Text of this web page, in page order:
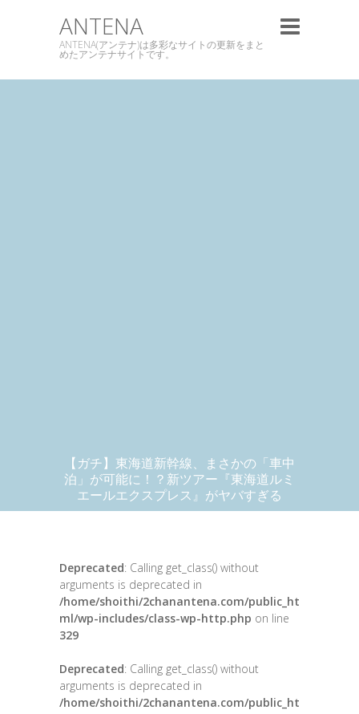
ANTENA
ANTENA(アンテナ)は多彩なサイトの更新をまと
めたアンテナサイトです。
【ガチ】東海道新幹線、まさかの「車中
泊」が可能に！？新ツアー『東海道ルミ
エールエクスプレス』がヤバすぎる
Deprecated: Calling get_class() without
arguments is deprecated in
/home/shoithi/2chanantena.com/public_ht
ml/wp-includes/class-wp-http.php on line
329
Deprecated: Calling get_class() without
arguments is deprecated in
/home/shoithi/2chanantena.com/public_ht